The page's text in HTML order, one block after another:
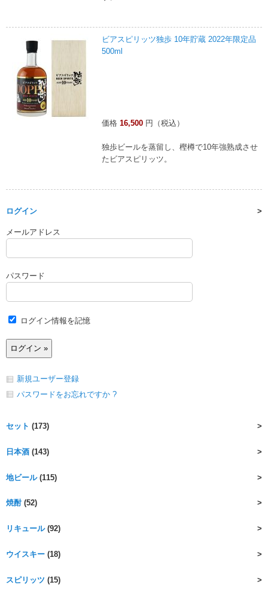
ビアスピリッツ独歩 10年貯蔵 2022年限定品
500ml
価格 16,500 円（税込）
独歩ビールを蒸留し、樫樽で10年強熟成させ
たビアスピリッツ。
ログイン
メールアドレス
パスワード
ログイン情報を記憶
新規ユーザー登録
パスワードをお忘れですか ?
セット (173)
日本酒 (143)
地ビール(115)
焼酎(52)
リキュール(92)
ウイスキー (18)
スピリッツ (15)